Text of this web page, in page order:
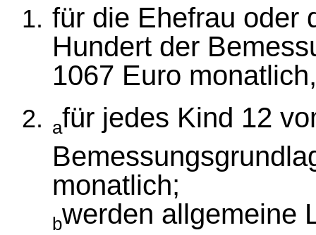
für die Ehefrau oder
Hundert der
1067 Euro monatlich,
afür jedes Kind 12
monatlich;
bwerden allgemeine